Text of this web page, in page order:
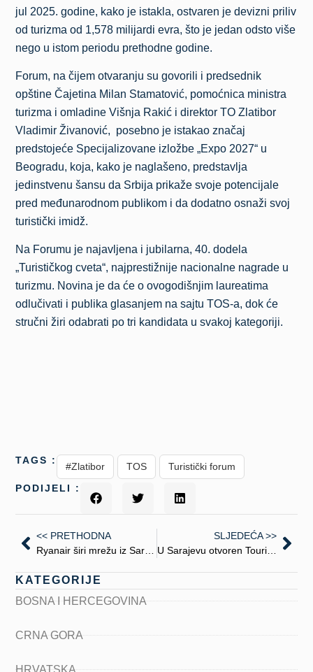
jul 2025. godine, kako je istakla, ostvaren je devizni priliv
od turizma od 1,578 milijardi evra, što je jedan odsto više
nego u istom periodu prethodne godine.
Forum, na čijem otvaranju su govorili i predsednik
opštine Čajetina Milan Stamatović, pomoćnica ministra
turizma i omladine Višnja Rakić i direktor TO Zlatibor
Vladimir Živanović, posebno je istakao značaj
predstojeće Specijalizovane izložbe „Expo 2027“ u
Beogradu, koja, kako je naglašeno, predstavlja
jedinstvenu šansu da Srbija prikaže svoje potencijale
pred međunarodnom publikom i da dodatno osnaži svoj
turistički imidž.
Na Forumu je najavljena i jubilarna, 40. dodela
„Turističkog cveta“, najprestižnije nacionalne nagrade u
turizmu. Novina je da će o ovogodišnjim laureatima
odlučivati i publika glasanjem na sajtu TOS-a, dok će
stručni žiri odabrati po tri kandidata u svakoj kategoriji.
TAGS :
#Zlatibor TOS
Turistički forum
PODIJELI :
<< PRETHODNA
Ryanair širi mrežu iz Sarajeva: London i dalje glavna ruta
SLJEDEĆA >>
U Sarajevu otvoren Tourism Expo 2025
KATEGORIJE
BOSNA I HERCEGOVINA
CRNA GORA